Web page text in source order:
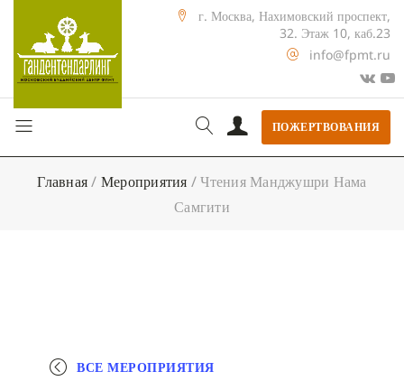
г. Москва, Нахимовский проспект,
32. Этаж 10, каб.23
info@fpmt.ru
ПОЖЕРТВОВАНИЯ
Главная/ Мероприятия /Чтения Манджушри Нама
Самгити
ВСЕ МЕРОПРИЯТИЯ